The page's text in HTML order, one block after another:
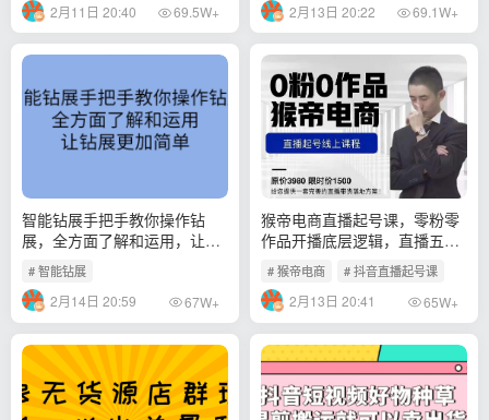
2月11日 20:40 69.5W+ 2月13日 20:22 69.1W+
智能钻展手把手教你操作钻
展，全方面了解和运用，让钻
展更加简单
# 智能钻展
2月14日 20:59 67W+
猴帝电商直播起号课，零粉零
作品开播底层逻辑，直播五天
打爆广场流量
# 猴帝电商 # 抖音直播起号课
2月13日 20:41 65W+